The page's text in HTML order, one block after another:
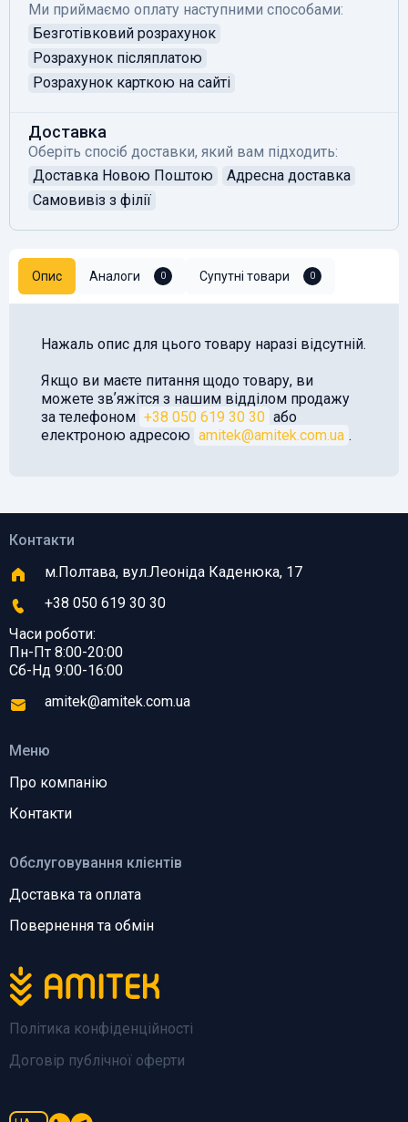
Ми приймаємо оплату наступними способами:
Безготівковий розрахунок
Розрахунок післяплатою
Розрахунок карткою на сайті
Доставка
Оберіть спосіб доставки, який вам підходить:
Доставка Новою Поштою
Адресна доставка
Самовивіз з філії
Опис Аналоги 0 Супутні товари 0
Нажаль опис для цього товару наразі відсутній.
Якщо ви маєте питання щодо товару, ви
можете звʼяжітся з нашим відділом продажу
за телефоном +38 050 619 30 30 або
електроною адресою amitek@amitek.com.ua .
Політика конфіденційності
Договір публічної оферти
Обслуговування клієнтів
Доставка та оплата
Повернення та обмін
Меню
Про компанію
Контакти
Контакти
м.Полтава, вул.Леоніда Каденюка, 17
+38 050 619 30 30
Часи роботи:
Пн-Пт 8:00-20:00
Сб-Нд 9:00-16:00
amitek@amitek.com.ua